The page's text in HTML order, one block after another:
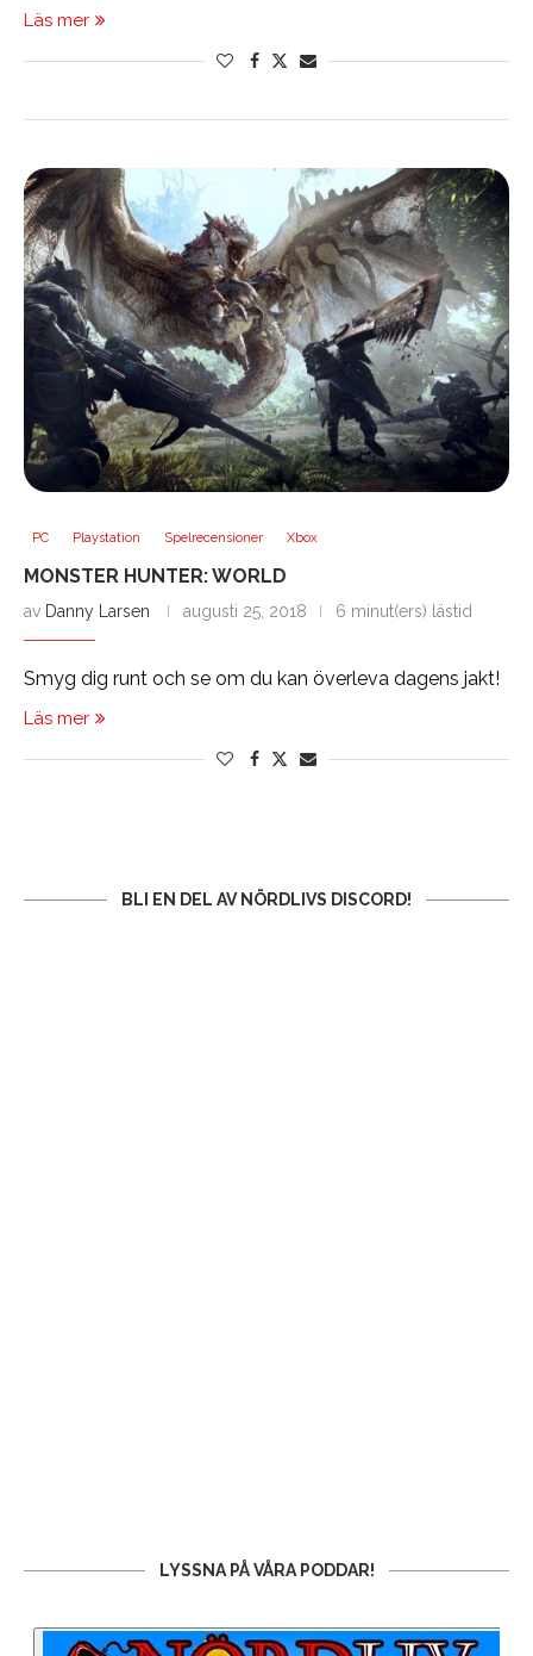
Läs mer
PC Playstation Spelrecensioner Xbox
MONSTER HUNTER: WORLD
av Danny Larsen augusti 25, 2018 6 minut(ers) lästid
Smyg dig runt och se om du kan överleva dagens jakt!
Läs mer
BLI EN DEL AV NÖRDLIVS DISCORD!
LYSSNA PÅ VÅRA PODDAR!